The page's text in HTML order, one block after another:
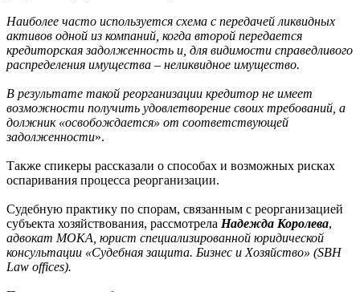
Наиболее часто используется схема с передачей ликвидных
активов одной из компаний, когда второй передается
кредиторская задолженность и, для видимости справедливого
распределения имущества – неликвидное имущество.
В результате такой реорганизации кредитор не имеет
возможности получить удовлетворение своих требований, а
должник «освобождается» от соответствующей
задолженности».
Также спикеры рассказали о способах и возможных рисках
оспаривания процесса реорганизации.
Судебную практику по спорам, связанным с реорганизацией
субъекта хозяйствования, рассмотрела Надежда Королева,
адвокат МОКА, юрист специализированной юридической
консультации «Судебная защита. Бизнес и Хозяйство» (SBH
Law offices).